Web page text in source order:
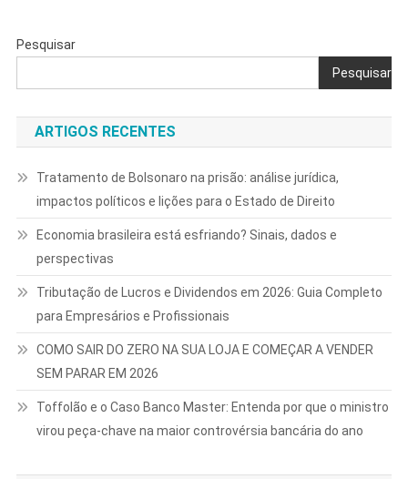
Pesquisar
Pesquisar
ARTIGOS RECENTES
Tratamento de Bolsonaro na prisão: análise jurídica,
impactos políticos e lições para o Estado de Direito
Economia brasileira está esfriando? Sinais, dados e
perspectivas
Tributação de Lucros e Dividendos em 2026: Guia Completo
para Empresários e Profissionais
COMO SAIR DO ZERO NA SUA LOJA E COMEÇAR A VENDER
SEM PARAR EM 2026
Toffolão e o Caso Banco Master: Entenda por que o ministro
virou peça-chave na maior controvérsia bancária do ano